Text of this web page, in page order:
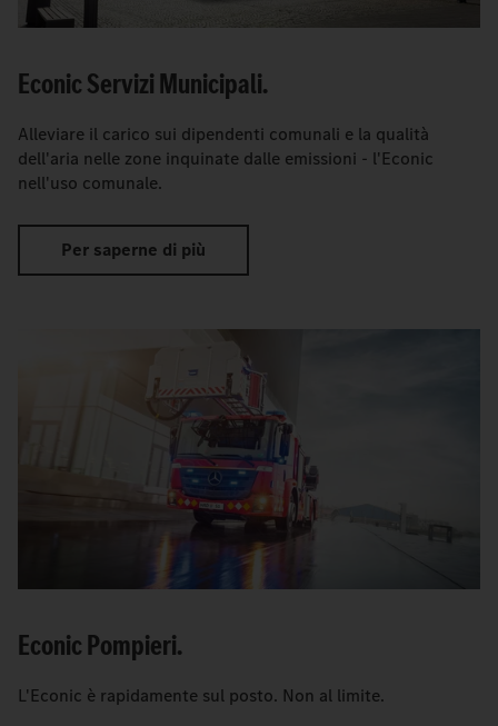
Econic Servizi Municipali.
Alleviare il carico sui dipendenti comunali e la qualità
dell'aria nelle zone inquinate dalle emissioni - l'Econic
nell'uso comunale.
Per saperne di più
Econic Pompieri.
L'Econic è rapidamente sul posto. Non al limite.